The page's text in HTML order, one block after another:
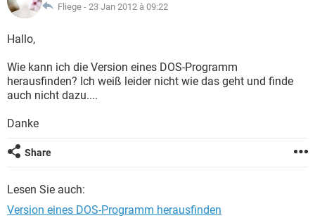
FACEBOOK
WHATSAPP
FACEBOOK
ANDROID
FACEBOOK HARDWARE
SPIELE
ANDROID
WINDOWS 10 INSTAGRAM
WHATSAPP
Fliege - 23 Jan 2012 à 09:22
Hallo,
Wie kann ich die Version eines DOS-Programm
herausfinden? Ich weiß leider nicht wie das geht und finde
auch nicht dazu....
Danke
Share
Lesen Sie auch:
Version eines DOS-Programm herausfinden